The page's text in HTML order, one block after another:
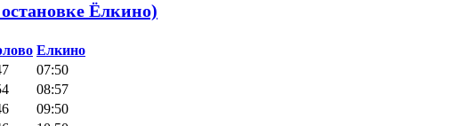
Ёлкино)
Елкино
07:50
08:57
09:50